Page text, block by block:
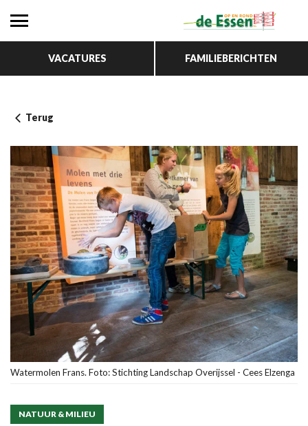
VACATURES FAMILIEBERICHTEN
Terug
Watermolen Frans. Foto: Stichting Landschap Overijssel - Cees Elzenga
NATUUR & MILIEU